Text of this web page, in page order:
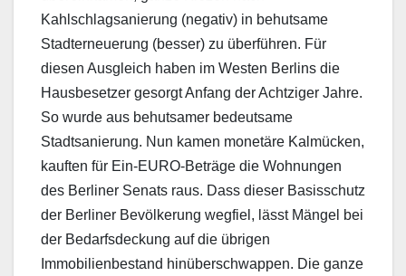
Kahlschlagsanierung (negativ) in behutsame
Stadterneuerung (besser) zu überführen. Für
diesen Ausgleich haben im Westen Berlins die
Hausbesetzer gesorgt Anfang der Achtziger Jahre.
So wurde aus behutsamer bedeutsame
Stadtsanierung. Nun kamen monetäre Kalmücken,
kauften für Ein-EURO-Beträge die Wohnungen
des Berliner Senats raus. Dass dieser Basisschutz
der Berliner Bevölkerung wegfiel, lässt Mängel bei
der Bedarfsdeckung auf die übrigen
Immobilienbestand hinüberschwappen. Die ganze